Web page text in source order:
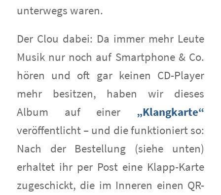
unterwegs waren.
Der Clou dabei: Da immer mehr Leute
Musik nur noch auf Smartphone & Co.
hören und oft gar keinen CD-Player
mehr besitzen, haben wir dieses
Album auf einer „Klangkarte“
veröffentlicht – und die funktioniert so:
Nach der Bestellung (siehe unten)
erhaltet ihr per Post eine Klapp-Karte
zugeschickt, die im Inneren einen QR-